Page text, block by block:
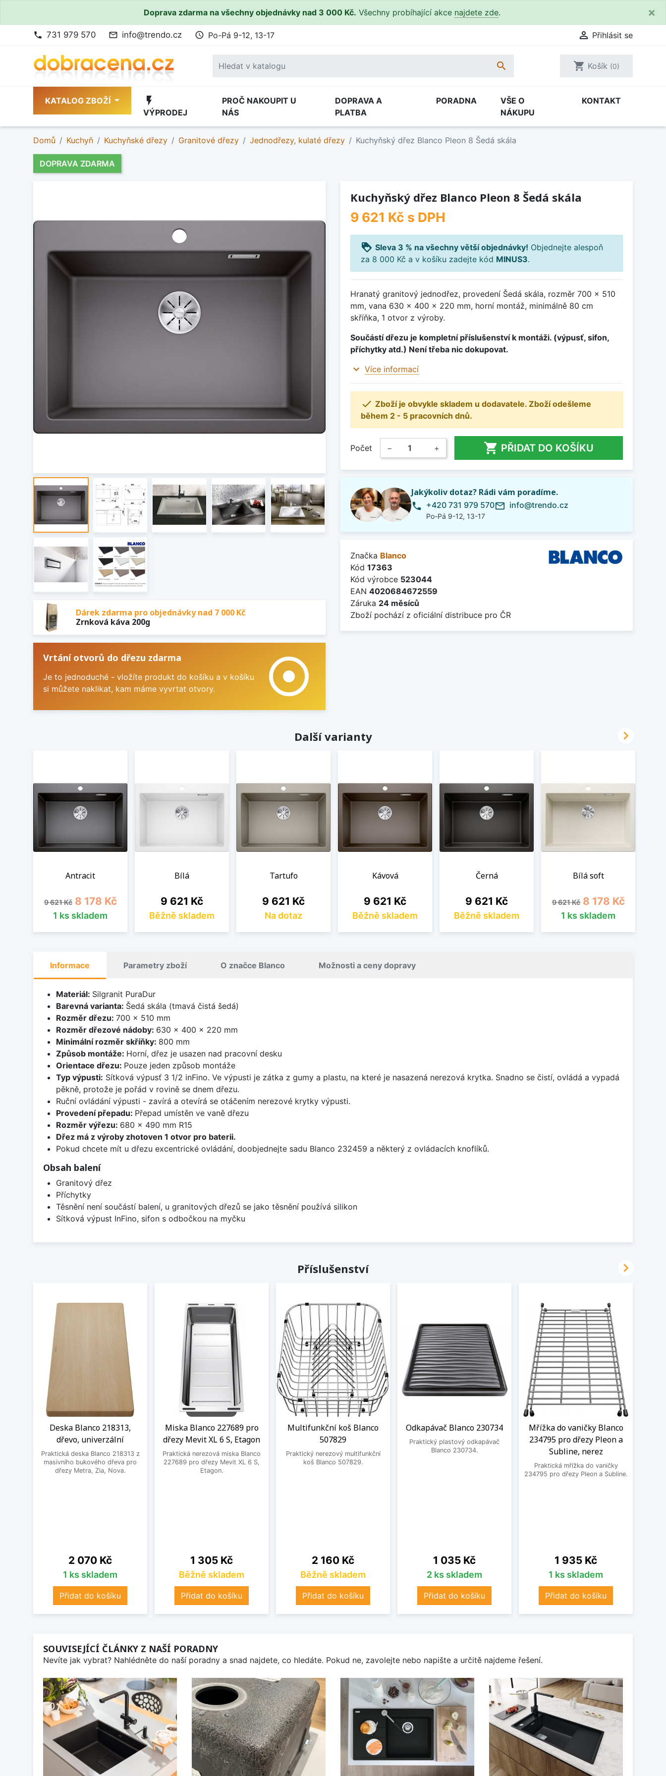
Doprava zdarma na všechny objednávky nad 3 000 Kč. Všechny probíhající akce najdete zde. ×
phone 731 979 570 mail_outline info@trendo.cz access_time Po-Pá 9-12, 13-17  Přihlásit se
 shopping_cart Košík (0)
KATALOG ZBOŽÍ flash_on
VÝPRODEJ
PROČ NAKOUPIT U
NÁS
DOPRAVA A
PLATBA
PORADNA
VŠE O
NÁKUPU
KONTAKT
Domů Kuchyň Kuchyňské dřezy Granitové dřezy Jednodřezy, kulaté dřezy Kuchyňský dřez Blanco Pleon 8 Šedá skála
DOPRAVA ZDARMA
Dárek zdarma pro objednávky nad 7 000 Kč
Zrnková káva 200g
Vrtání otvorů do dřezu zdarma
Je to jednoduché - vložíte produkt do košíku a v košíku
si můžete naklikat, kam máme vyvrtat otvory.
adjust
Kuchyňský dřez Blanco Pleon 8 Šedá skála
9 621 Kč s DPH
loyalty Sleva 3 % na všechny větší objednávky! Objednejte alespoň
za 8 000 Kč a v košíku zadejte kód MINUS3.
Hranatý granitový jednodřez, provedení Šedá skála, rozměr 700 x 510
mm, vana 630 x 400 x 220 mm, horní montáž, minimálně 80 cm
skříňka, 1 otvor z výroby.
Součástí dřezu je kompletní příslušenství k montáži. (výpusť, sifon,
příchytky atd.) Není třeba nic dokupovat.
expand_more Více informací
 Zboží je obvykle skladem u dodavatele. Zboží odešleme
během 2 - 5 pracovních dnů.
Počet − +  PŘIDAT DO KOŠÍKU
Jakýkoliv dotaz? Rádi vám poradíme.
phone +420 731 979 570
Po-Pá 9-12, 13-17
mail_outline info@trendo.cz
Značka Blanco
Kód 17363
Kód výrobce 523044
EAN 4020684672559
Záruka 24 měsíců
Zboží pochází z oficiální distribuce pro ČR
Další varianty
Antracit
Běžná cena
9 621 Kč Cena
8 178 Kč
1 ks skladem
Bílá
Cena
9 621 Kč
Běžně skladem
Tartufo
Cena
9 621 Kč
Na dotaz
Kávová
Cena
9 621 Kč
Běžně skladem
Černá
Cena
9 621 Kč
Běžně skladem
Bílá soft
Běžná cena
9 621 Kč Cena
8 178 Kč
1 ks skladem

Informace Parametry zboží O značce Blanco Možnosti a ceny dopravy
Materiál: Silgranit PuraDur
Barevná varianta: Šedá skála (tmavá čistá šedá)
Rozměr dřezu: 700 x 510 mm
Rozměr dřezové nádoby: 630 x 400 x 220 mm
Minimální rozměr skříňky: 800 mm
Způsob montáže: Horní, dřez je usazen nad pracovní desku
Orientace dřezu: Pouze jeden způsob montáže
Typ výpusti: Sítková výpusť 3 1/2 inFino. Ve výpusti je zátka z gumy a plastu, na které je nasazená nerezová krytka. Snadno se čistí, ovládá a vypadá
pěkně, protože je pořád v rovině se dnem dřezu.
Ruční ovládání výpusti - zavírá a otevírá se otáčením nerezové krytky výpusti.
Provedení přepadu: Přepad umístěn ve vaně dřezu
Rozměr výřezu: 680 x 490 mm R15
Dřez má z výroby zhotoven 1 otvor pro baterii.
Pokud chcete mít u dřezu excentrické ovládání, doobjednejte sadu Blanco 232459 a některý z ovládacích knoflíků.
Obsah balení
Granitový dřez
Příchytky
Těsnění není součástí balení, u granitových dřezů se jako těsnění používá silikon
Sítková výpust InFino, sifon s odbočkou na myčku
Příslušenství
Deska Blanco 218313,
dřevo, univerzální
Praktická deska Blanco 218313 z
masivního bukového dřeva pro
dřezy Metra, Zia, Nova.
Cena
2 070 Kč
1 ks skladem
Přidat do košíku
Miska Blanco 227689 pro
dřezy Mevit XL 6 S, Etagon
Praktická nerezová miska Blanco
227689 pro dřezy Mevit XL 6 S,
Etagon.
Cena
1 305 Kč
Běžně skladem
Přidat do košíku
Multifunkční koš Blanco
507829
Praktický nerezový multifunkční
koš Blanco 507829.
Cena
2 160 Kč
Běžně skladem
Přidat do košíku
Odkapávač Blanco 230734
Praktický plastový odkapávač
Blanco 230734.
Cena
1 035 Kč
2 ks skladem
Přidat do košíku
Mřížka do vaničky Blanco
234795 pro dřezy Pleon a
Subline, nerez
Praktická mřížka do vaničky
234795 pro dřezy Pleon a Subline.
Cena
1 935 Kč
1 ks skladem
Přidat do košíku

SOUVISEJÍCÍ ČLÁNKY Z NAŠÍ PORADNY
Nevíte jak vybrat? Nahlédněte do naší poradny a snad najdete, co hledáte. Pokud ne, zavolejte nebo napište a určitě najdeme řešení.